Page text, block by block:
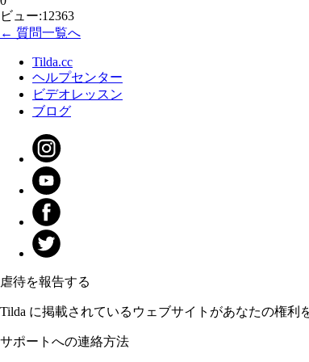
ビュー:12363
← 質問一覧へ
Tilda.cc
ヘルプセンター
ビデオレッスン
ブログ
虐待を報告する
Tilda に掲載されているウェブサイトがあなたの権利
サポートへの連絡方法